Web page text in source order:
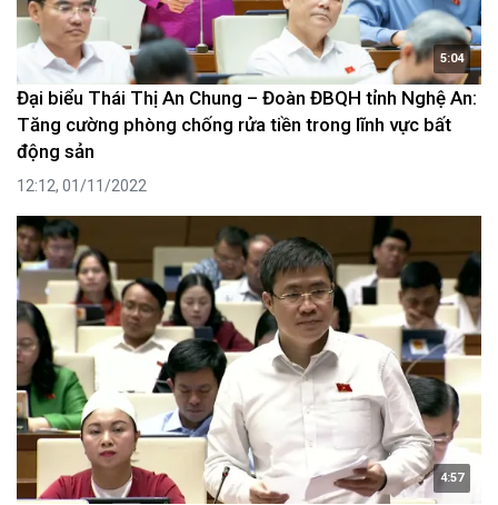
5:04
Đại biểu Thái Thị An Chung – Đoàn ĐBQH tỉnh Nghệ An:
Tăng cường phòng chống rửa tiền trong lĩnh vực bất
động sản
12:12, 01/11/2022
4:57